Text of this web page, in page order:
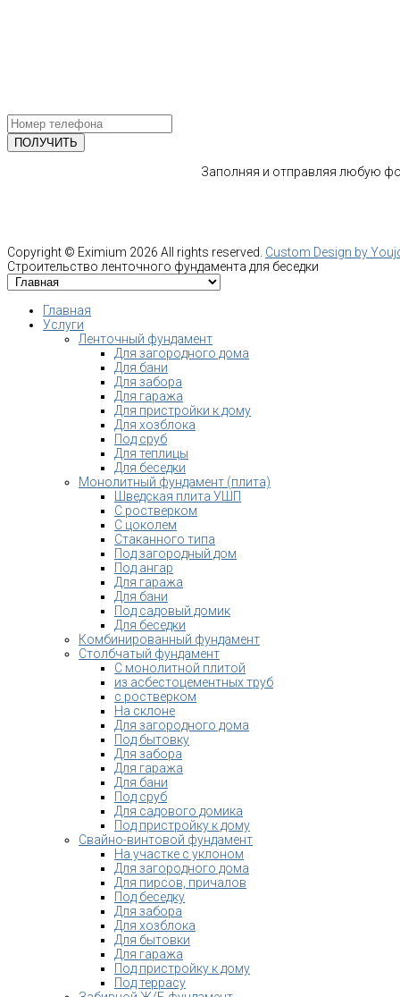
Заполняя и отправляя любую
Copyright © Eximium 2026 All rights reserved. Custom Design by
Строительство ленточного фундамента для беседки
Главная
Услуги
Ленточный фундамент
Для загородного дома
Для бани
Для забора
Для гаража
Для пристройки к дому
Для хозблока
Под сруб
Для теплицы
Для беседки
Монолитный фундамент (плита)
Шведская плита УШП
С ростверком
С цоколем
Стаканного типа
Под загородный дом
Под ангар
Для гаража
Для бани
Под садовый домик
Для беседки
Комбинированный фундамент
Столбчатый фундамент
С монолитной плитой
из асбестоцементных труб
с ростверком
На склоне
Для загородного дома
Под бытовку
Для забора
Для гаража
Для бани
Под сруб
Для садового домика
Под пристройку к дому
Свайно-винтовой фундамент
На участке с уклоном
Для загородного дома
Для пирсов, причалов
Под беседку
Для забора
Для хозблока
Для бытовки
Для гаража
Под пристройку к дому
Под террасу